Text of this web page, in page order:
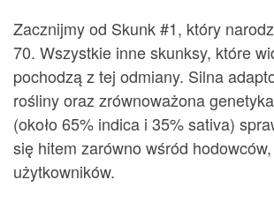
Zacznijmy od Skunk #1, który
70. Wszystkie inne skunksy, które
pochodzą z tej odmiany. Silna
rośliny oraz zrównoważona
(około 65% indica i 35% sativa)
się hitem zarówno wśród
użytkowników.